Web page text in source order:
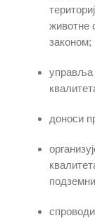
животне
законом;
управља
доноси